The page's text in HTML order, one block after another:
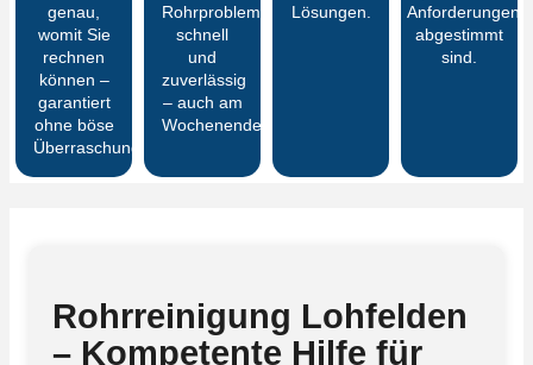
genau,
womit Sie
rechnen
können –
garantiert
ohne böse
Überraschungen
Rohrprobleme
schnell
und
zuverlässig
– auch am
Wochenende.
Lösungen.
Anforderungen
abgestimmt
sind.
Rohrreinigung Lohfelden
– Kompetente Hilfe für